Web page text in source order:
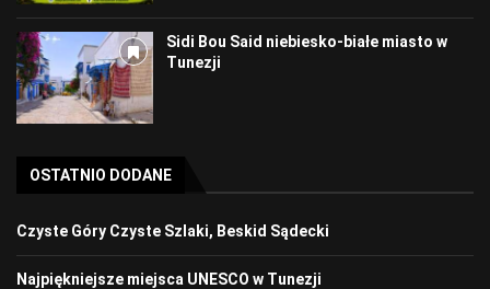
Sidi Bou Said niebiesko-białe miasto w
Tunezji
OSTATNIO DODANE
Czyste Góry Czyste Szlaki, Beskid Sądecki
Najpiękniejsze miejsca UNESCO w Tunezji